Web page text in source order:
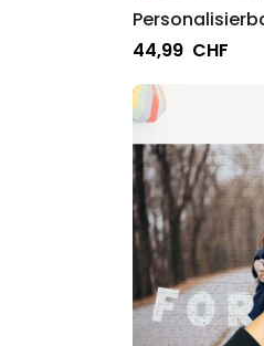
44,99 CHF